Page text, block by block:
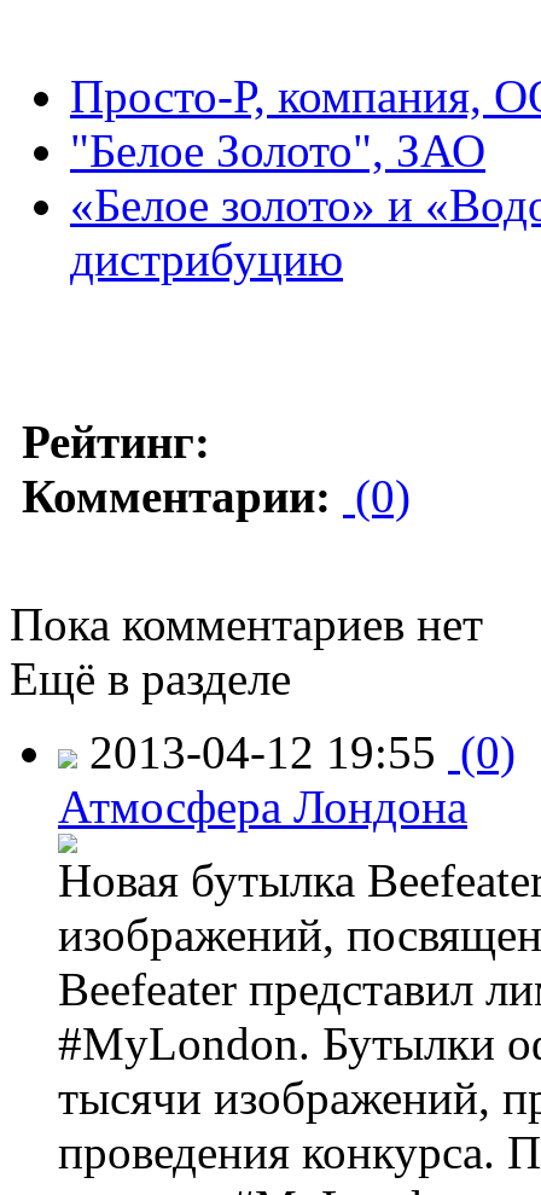
Просто-Р, компания,
"Белое Золото", ЗАО
«Белое золото» и
дистрибуцию
Рейтинг:
Комментарии: (0)
Пока комментариев нет
Ещё в разделе
2013-04-12 19:55 (0)
Атмосфера Лондона
Новая бутылка
изображений,
Beefeater представил
#MyLondon. Бутылки
тысячи изображений,
проведения конкурса.